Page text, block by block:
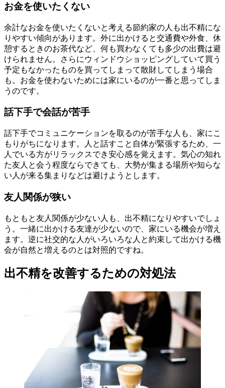
お金を使いたくない
余計なお金を使いたくないと考える節約家の人も出不精にな
りやすい傾向があります。外に出かけると交通費や外食、休
憩するときのお茶代など、何も買わなくても多少の出費は避
けられません。さらにウィンドウショッピングしていて買う
予定もなかったものを買ってしまって散財してしまう場合
も。お金を使わないためには家にいるのが一番と思ってしま
うのです。
話下手で会話が苦手
話下手でコミュニケーションを取るのが苦手な人も、家にこ
もりがちになります。人と話すこと自体が緊張するため、一
人でいる方がリラックスでき安心感を覚えます。気心の知れ
た友人と会う程度ならできても、大勢が集まる場所や知らな
い人が来る集まりなどは避けようとします。
友人関係が狭い
もともと友人関係が少ない人も、出不精になりやすいでしょ
う。一緒に出かける友達が少ないので、家にいる機会が増え
ます。逆に社交的な人がいろいろな人と約束して出かける機
会が自然と増えるのとは対照的ですね。
出不精を改善するための対処法